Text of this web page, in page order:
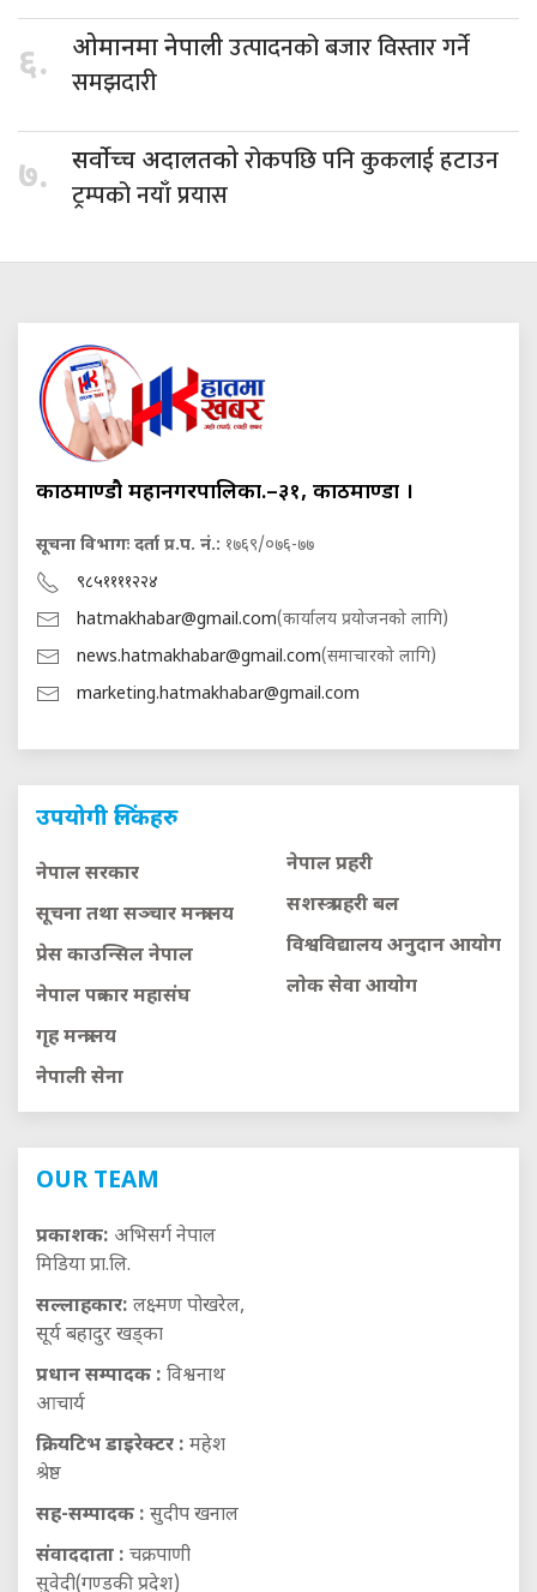
६. ओमानमा नेपालीउत्पादनको बजार विस्तार गर्ने
समझदारी
७. सर्वोच्च अदालतकोरोकपछि पनि कुकलाई हटाउन
ट्रम्पको नयाँ प्रयास
काठमाण्डौ महानगरपालिका.–३१, काठमाण्डौं ।
सूचना विभागः दर्ता प्र.प. नं.: १७६९/०७६-७७
९८५११११२२४
hatmakhabar@gmail.com(कार्यालय प्रयोजनको लागि)
news.hatmakhabar@gmail.com(समाचारको लागि)
marketing.hatmakhabar@gmail.com
उपयोगी लिंकहरु
नेपाल सरकार
सूचना तथा सञ्चार मन्त्रालय
प्रेस काउन्सिल नेपाल
नेपाल पत्रकार महासंघ
गृह मन्त्रालय
नेपाली सेना
नेपाल प्रहरी
सशस्त्र प्रहरी बल
विश्वविद्यालय अनुदान आयाेग
लाेक सेवा आयाेग
OUR TEAM
प्रकाशक: अभिसर्ग नेपाल
मिडिया प्रा.लि.
सल्लाहकार: लक्ष्मण पोखरेल,
सूर्य बहादुर खड्का
प्रधान सम्पादक : विश्वनाथ
आचार्य
क्रियटिभ डाइरेक्टर : महेश
श्रेष्ठ
सह-सम्पादक : सुदीप खनाल
संवाददाता : चक्रपाणी
सुवेदी(गण्डकी प्रदेश)